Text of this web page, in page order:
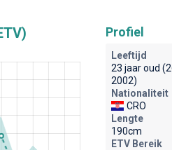
Profiel
Leeftijd
23 jaar oud
2002)
Nationaliteit
CRO
Lengte
190cm
ETV Bereik